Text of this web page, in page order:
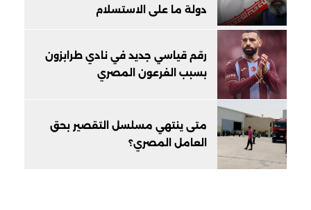
دولة ما على الاستسلام
رقم قياسي جديد في نادي طرابزون
بسبب الفرعون المصري
متى ينتهي مسلسل التقصير بحق
العامل المصري؟